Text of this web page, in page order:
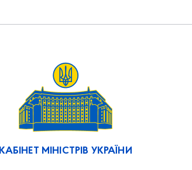
КАБІНЕТ МІНІСТРІВ УКРАЇНИ